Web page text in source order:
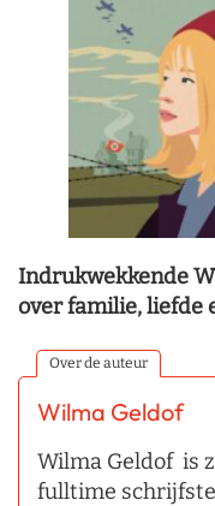
Indrukwekkende
over familie, liefde
Over de auteur
Wilma Geldof
Wilma Geldof is
fulltime